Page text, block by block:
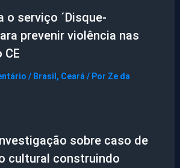
o serviço ´Disque-
prevenir violência nas
/ Brasil , Ceará / Por Ze da
sobre caso de
cultural construindo